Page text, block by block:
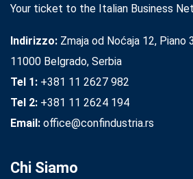
Your ticket to the Italian Business
Indirizzo: Zmaja od Noćaja 12, Piano
11000 Belgrado, Serbia
Tel 1: +381 11 2627 982
Tel 2: +381 11 2624 194
Email: office@confindustria.rs
Chi Siamo